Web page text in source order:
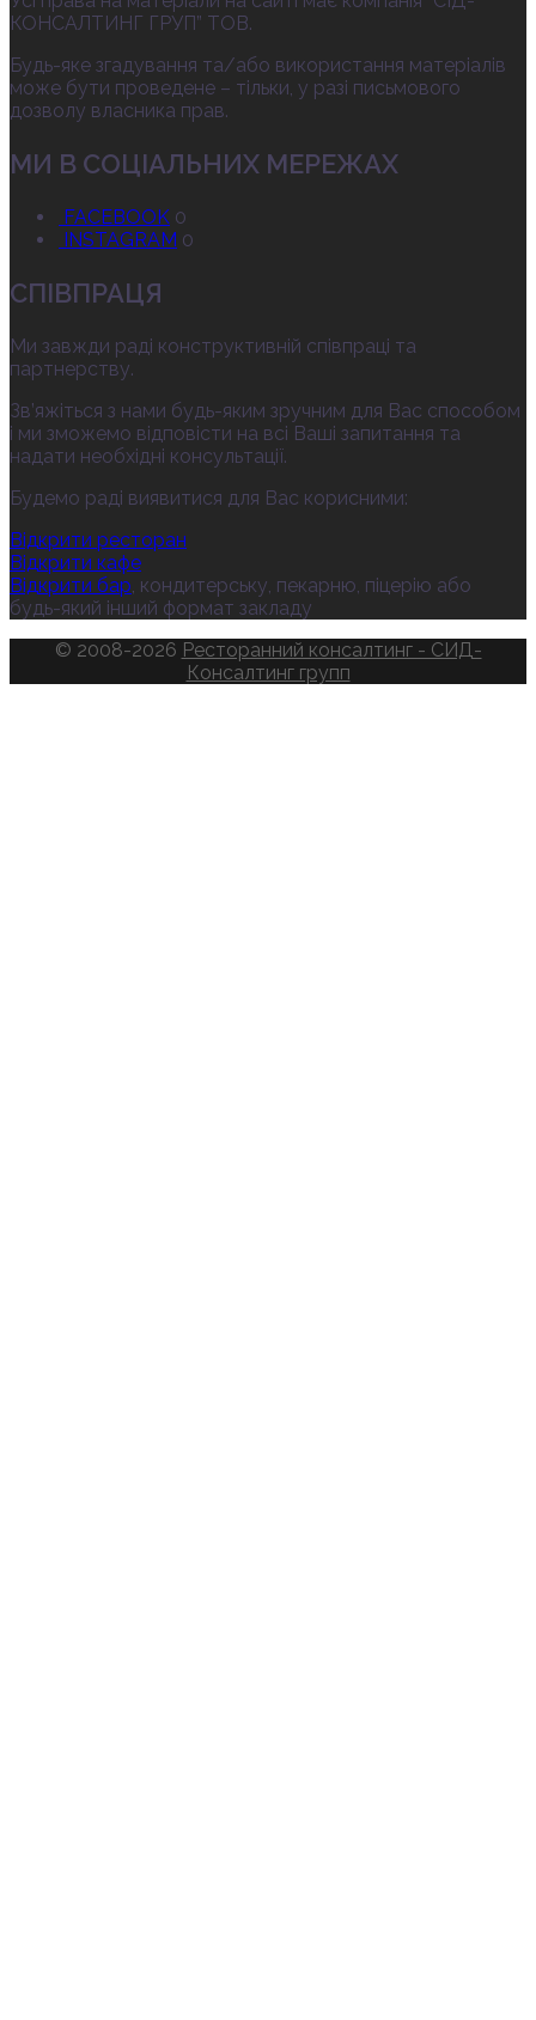
КОНСАЛТИНГ ГРУП” ТОВ.
Будь-яке згадування та/або використання матеріалів
може бути проведене – тільки, у разі письмового
дозволу власника прав.
МИ В СОЦІАЛЬНИХ МЕРЕЖАХ
FACEBOOK 0
INSTAGRAM 0
СПІВПРАЦЯ
Ми завжди раді конструктивній співпраці та
партнерству.
Зв’яжіться з нами будь-яким зручним для Вас способом
і ми зможемо відповісти на всі Ваші запитання та
надати необхідні консультації.
Будемо раді виявитися для Вас корисними:
Відкрити ресторан
Відкрити кафе
Відкрити бар, кондитерську, пекарню, піцерію або
будь-який інший формат закладу
© 2008-2026 Ресторанний консалтинг - СИД-
Консалтинг групп